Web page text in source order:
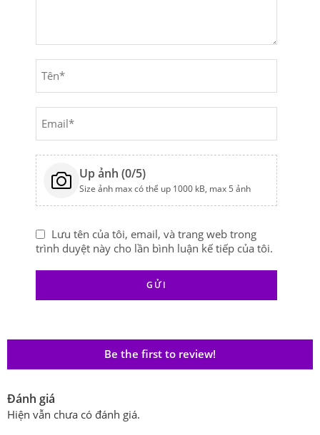
Up ảnh (0/5)
Size ảnh max có thể up 1000 kB, max 5 ảnh
Lưu tên của tôi, email, và trang web trong
trình duyệt này cho lần bình luận kế tiếp của tôi.
Be the first to review!
Đánh giá
Hiện vẫn chưa có đánh giá.